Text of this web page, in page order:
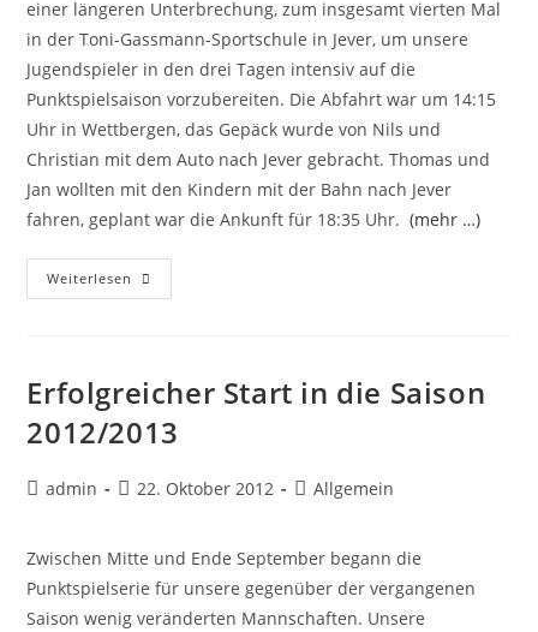
einer längeren Unterbrechung, zum insgesamt vierten Mal
in der Toni-Gassmann-Sportschule in Jever, um unsere
Jugendspieler in den drei Tagen intensiv auf die
Punktspielsaison vorzubereiten. Die Abfahrt war um 14:15
Uhr in Wettbergen, das Gepäck wurde von Nils und
Christian mit dem Auto nach Jever gebracht. Thomas und
Jan wollten mit den Kindern mit der Bahn nach Jever
fahren, geplant war die Ankunft für 18:35 Uhr.(mehr …)
Weiterlesen Trainingslager
Der
Erfolgreicher Start in die Saison
2012/2013
Beitrags-
admin
Beitrag
22. Oktober 2012
Beitrags-
Allgemein
Zwischen Mitte und Ende September begann die
Punktspielserie für unsere gegenüber der vergangenen
Saison wenig veränderten Mannschaften. Unsere